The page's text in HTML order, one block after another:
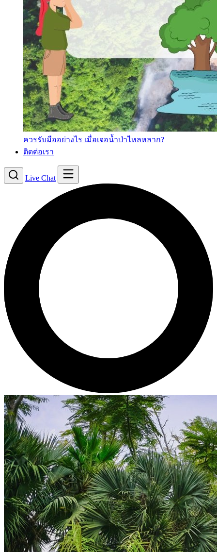
ควรรับมืออย่างไร เมื่อเจอน้ำป่าไหลหลาก?
ติดต่อเรา
Live Chat